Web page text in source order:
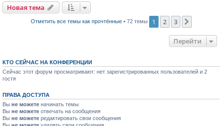
Новая тема
Отметить все темы как прочтённые• 72 темы 1 2 3
Перейти
КТО СЕЙЧАС НА КОНФЕРЕНЦИИ
Сейчас этот форум просматривают: нет зарегистрированных пользователей и 2
гостя
ПРАВА ДОСТУПА
Вы не можете начинать темы
Вы не можете отвечать на сообщения
Вы не можете редактировать свои сообщения